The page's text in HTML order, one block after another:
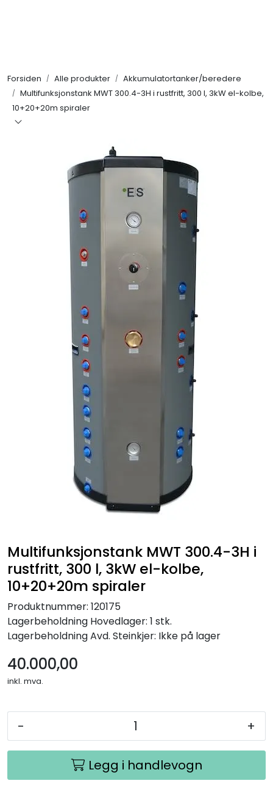
Forsiden Alle produkter
Akkumulatortanker/beredere
Multifunksjonstank MWT 300.4-3H i rustfritt, 300 l, 3kW el-kolbe,
10+20+20m spiraler
Multifunksjonstank MWT 300.4-3H i
rustfritt, 300 l, 3kW el-kolbe,
10+20+20m spiraler
Produktnummer: 120175
Lagerbeholdning Hovedlager: 1 stk.
LagerbeholdningAvd. Steinkjer: Ikke på lager
40.000,00
inkl. mva.
- +
Legg i handlevogn
KAMPANJER
Kontakt Oss
Søk om proffkundekonto
Reservedeler
Be om tilbud